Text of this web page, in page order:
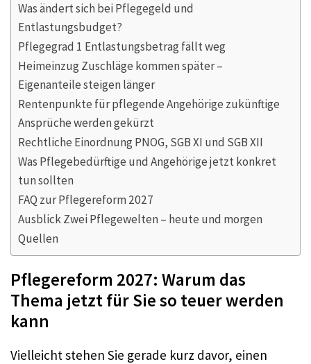
Was ändert sich bei Pflegegeld und
Entlastungsbudget?
Pflegegrad 1 Entlastungsbetrag fällt weg
Heimeinzug Zuschläge kommen später –
Eigenanteile steigen länger
Rentenpunkte für pflegende Angehörige zukünftige
Ansprüche werden gekürzt
Rechtliche Einordnung PNOG, SGB XI und SGB XII
Was Pflegebedürftige und Angehörige jetzt konkret
tun sollten
FAQ zur Pflegereform 2027
Ausblick Zwei Pflegewelten – heute und morgen
Quellen
Pflegereform 2027: Warum das
Thema jetzt für Sie so teuer werden
kann
Vielleicht stehen Sie gerade kurz davor, einen